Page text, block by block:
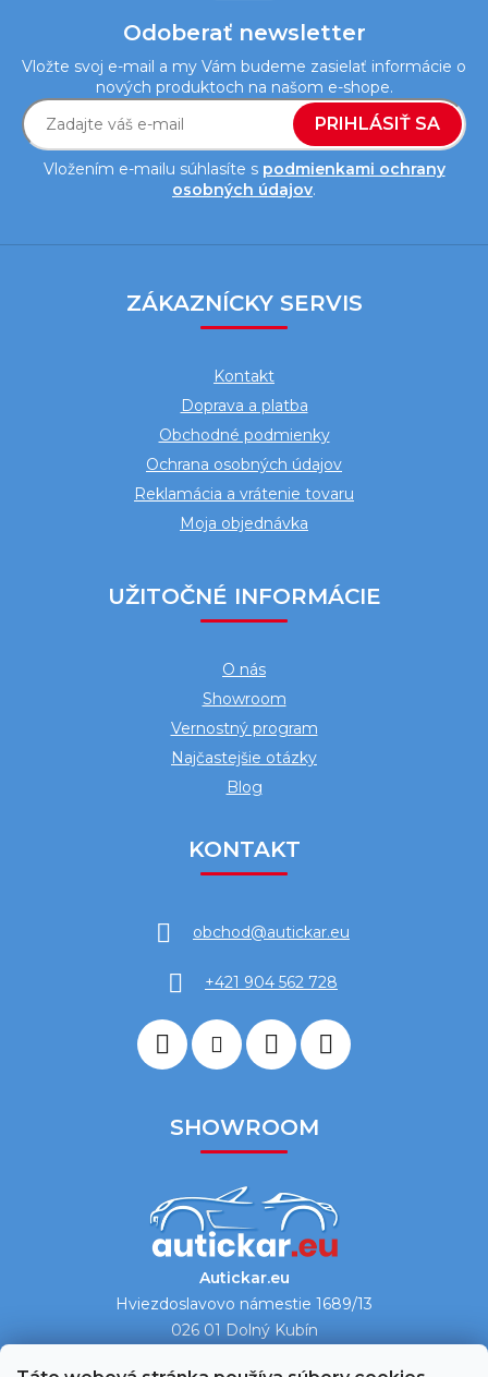
Odoberať newsletter
Vložte svoj e-mail a my Vám budeme zasielať informácie o
nových produktoch na našom e-shope.
Vložením e-mailu súhlasíte s podmienkami ochrany
osobných údajov.
PRIHLÁSIŤ SA
ZÁKAZNÍCKY SERVIS
Kontakt
Doprava a platba
Obchodné podmienky
Ochrana osobných údajov
Reklamácia a vrátenie tovaru
Moja objednávka
UŽITOČNÉ INFORMÁCIE
O nás
Showroom
Vernostný program
Najčastejšie otázky
Blog
KONTAKT
obchod@autickar.eu
+421 904 562 728
SHOWROOM
Autickar.eu
Hviezdoslavovo námestie 1689/13
026 01 Dolný Kubín
Ukázať na mape →